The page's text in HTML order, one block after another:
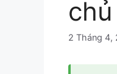
2 Tháng 4,